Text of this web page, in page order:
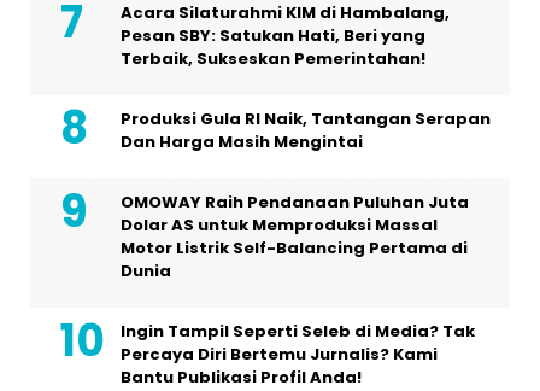
Acara Silaturahmi KIM di Hambalang,
Pesan SBY: Satukan Hati, Beri yang
Terbaik, Sukseskan Pemerintahan!
Produksi Gula RI Naik, Tantangan Serapan
Dan Harga Masih Mengintai
OMOWAY Raih Pendanaan Puluhan Juta
Dolar AS untuk Memproduksi Massal
Motor Listrik Self-Balancing Pertama di
Dunia
Ingin Tampil Seperti Seleb di Media? Tak
Percaya Diri Bertemu Jurnalis? Kami
Bantu Publikasi Profil Anda!